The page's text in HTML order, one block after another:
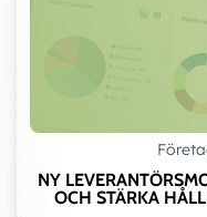
NY
OCH STÄRKA